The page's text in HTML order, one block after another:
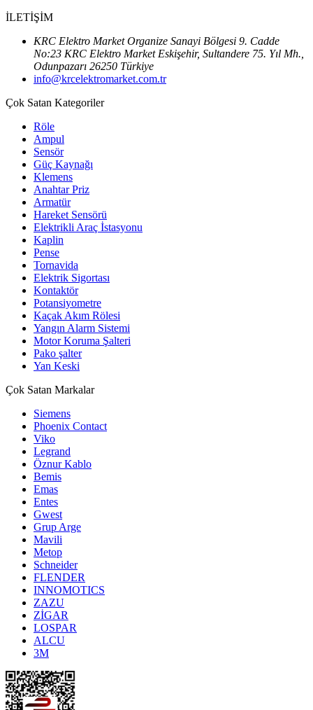
İLETİŞİM
KRC Elektro Market Organize Sanayi Bölgesi 9. Cadde
No:23 KRC Elektro Market Eskişehir, Sultandere 75. Yıl Mh.,
Odunpazarı 26250 Türkiye
info@krcelektromarket.com.tr
Çok Satan Kategoriler
Röle
Ampul
Sensör
Güç Kaynağı
Klemens
Anahtar Priz
Armatür
Hareket Sensörü
Elektrikli Araç İstasyonu
Kaplin
Pense
Tornavida
Elektrik Sigortası
Kontaktör
Potansiyometre
Kaçak Akım Rölesi
Yangın Alarm Sistemi
Motor Koruma Şalteri
Pako şalter
Yan Keski
Çok Satan Markalar
Siemens
Phoenix Contact
Viko
Legrand
Öznur Kablo
Bemis
Emas
Entes
Gwest
Grup Arge
Mavili
Metop
Schneider
FLENDER
INNOMOTICS
ZAZU
ZİGAR
LOSPAR
ALCU
3M